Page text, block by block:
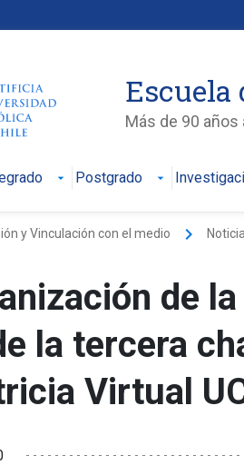
Escuela
Más de 90 años
Postgrado
y Vinculación con el medio keyboard_arrow_right
de
la tercera
Virtual